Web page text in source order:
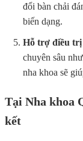
đổi bàn chải
biến dạng.
Hỗ trợ điều trị
chuyên sâu
nha khoa sẽ
Tại Nha khoa
kết